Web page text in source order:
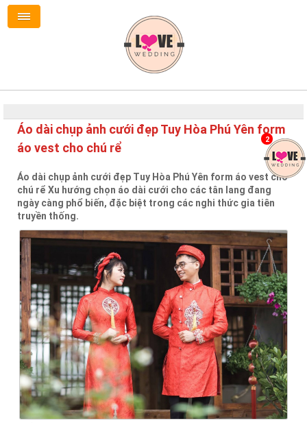
Áo dài chụp ảnh cưới đẹp Tuy Hòa Phú Yên form
áo vest cho chú rể
Áo dài chụp ảnh cưới đẹp Tuy Hòa Phú Yên form áo vest cho
chú rể Xu hướng chọn áo dài cưới cho các tân lang đang
ngày càng phổ biến, đặc biệt trong các nghi thức gia tiên
truyền thống.
2